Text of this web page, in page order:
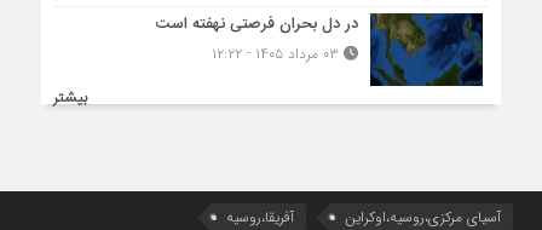
در دل بحران فرصتی نهفته است
بیشتر
آسیای مرکزی،روسیه،اوکراین
آفریقا،روسیه